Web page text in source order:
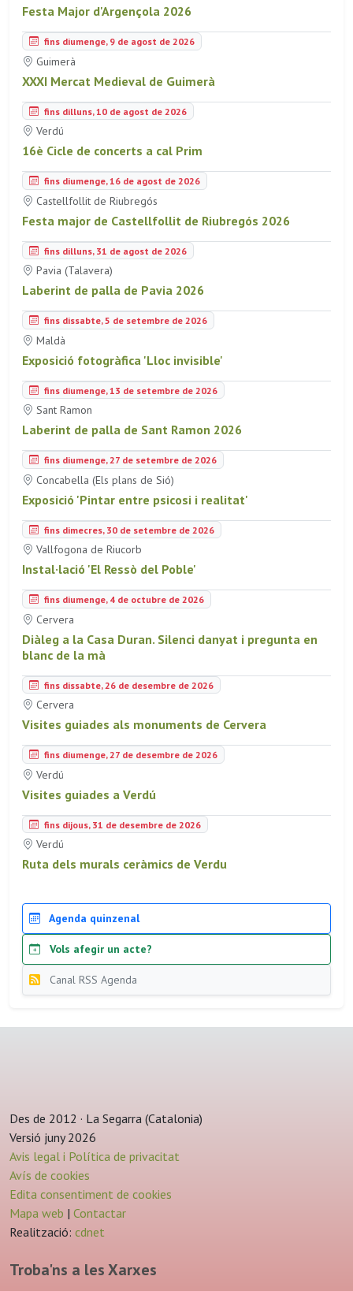
Festa Major d'Argençola 2026
fins diumenge, 9 de agost de 2026
Guimerà
XXXI Mercat Medieval de Guimerà
fins dilluns, 10 de agost de 2026
Verdú
16è Cicle de concerts a cal Prim
fins diumenge, 16 de agost de 2026
Castellfollit de Riubregós
Festa major de Castellfollit de Riubregós 2026
fins dilluns, 31 de agost de 2026
Pavia (Talavera)
Laberint de palla de Pavia 2026
fins dissabte, 5 de setembre de 2026
Maldà
Exposició fotogràfica 'Lloc invisible'
fins diumenge, 13 de setembre de 2026
Sant Ramon
Laberint de palla de Sant Ramon 2026
fins diumenge, 27 de setembre de 2026
Concabella (Els plans de Sió)
Exposició 'Pintar entre psicosi i realitat'
fins dimecres, 30 de setembre de 2026
Vallfogona de Riucorb
Instal·lació 'El Ressò del Poble'
fins diumenge, 4 de octubre de 2026
Cervera
Diàleg a la Casa Duran. Silenci danyat i pregunta en
blanc de la mà
fins dissabte, 26 de desembre de 2026
Cervera
Visites guiades als monuments de Cervera
fins diumenge, 27 de desembre de 2026
Verdú
Visites guiades a Verdú
fins dijous, 31 de desembre de 2026
Verdú
Ruta dels murals ceràmics de Verdu
Agenda quinzenal
Vols afegir un acte?
Canal RSS Agenda
Des de 2012 · La Segarra (Catalonia)
Versió juny 2026
Avis legal i Política de privacitat
Avís de cookies
Edita consentiment de cookies
Mapa web | Contactar
Realització: cdnet
Troba'ns a les Xarxes